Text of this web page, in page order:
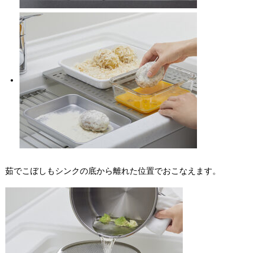
茹でこぼしもシンクの底から離れた位置でおこなえます。